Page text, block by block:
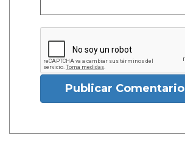
Publicar Comentario